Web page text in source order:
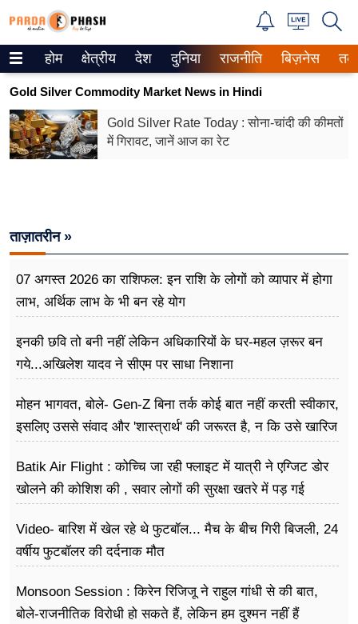
Trending on Google News
ePaper
वेब स्टोरीज
वीडियो
रिलेशनशिप
फूड
सेहत
ब्‍यूटी
जॉब्स
अन्य खबरें
होम क्षेत्रीय देश दुनिया राजनीति बिज़नेस
Gold Silver Commodity Market News in Hindi
Gold Silver Rate Today : सोना-चांदी की कीमतों
में गिरावट, जानें आज का रेट
ताज़ातरीन »
07 अगस्त 2026 का राशिफल: इन राशि के लोगों को व्यापार में होगा
लाभ, अर्थिक लाभ के भी बन रहे योग
इनकी छवि तो बनी नहीं लेकिन अधिकारियों के घर-महल ज़रूर बन
गये...अखिलेश यादव ने सीएम पर साधा​ निशाना
मोहन भागवत, बोले- Gen-Z बिना तर्क कोई बात नहीं करती स्वीकार,
इसलिए उससे संवाद और 'शास्त्रार्थ' की जरूरत है, न कि उसे खारिज
Batik Air Flight : कोच्चि जा रही फ्लाइट में यात्री ने एग्जिट डोर
खोलने की कोशिश की , सवार लोगों की सुरक्षा खतरे में पड़ गई
Video- बारिश में खेल रहे थे फुटबॉल... मैच के बीच गिरी बिजली, 24
वर्षीय फुटबॉलर की दर्दनाक मौत
Monsoon Session : किरेन रिजिजू ने राहुल गांधी से की बात,
बोले-राजनीतिक विरोधी हो सकते हैं, लेकिन हम दुश्मन नहीं हैं